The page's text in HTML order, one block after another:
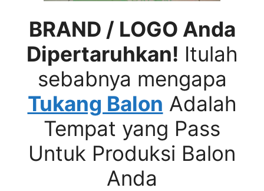
BRAND / LOGO Anda
Dipertaruhkan! Itulah
sebabnya mengapa
Tukang Balon Adalah
Tempat yang Pass
Untuk Produksi Balon
Anda